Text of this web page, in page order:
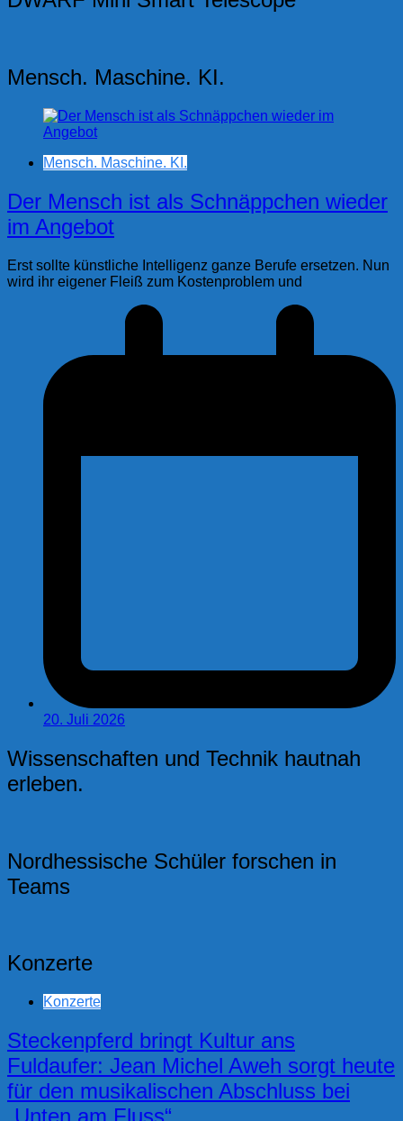
Beiträge
Mensch. Maschine. KI.
Mensch. Maschine. KI.
Der Mensch ist als Schnäppchen wieder
im Angebot
Erst sollte künstliche Intelligenz ganze Berufe ersetzen. Nun
wird ihr eigener Fleiß zum Kostenproblem und
20. Juli 2026
Wissenschaften und Technik hautnah
erleben.
Nordhessische Schüler forschen in
Teams
Konzerte
Konzerte
Steckenpferd bringt Kultur ans
Fuldaufer: Jean Michel Aweh sorgt heute
für den musikalischen Abschluss bei